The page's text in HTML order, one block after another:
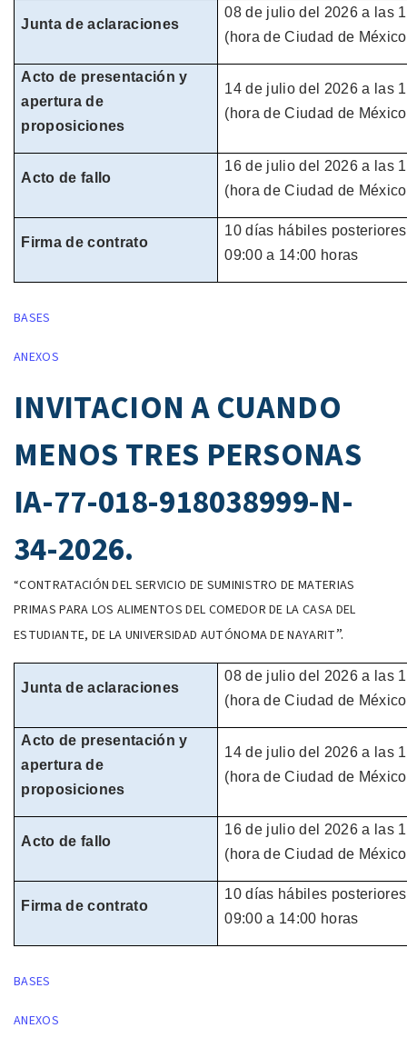
Junta de aclaraciones
08 de juliodel 2026 a las
(hora deCiudad de
Acto de presentación y
apertura de
proposiciones
14 de juliodel 2026 a las
(hora deCiudad de
Acto de fallo
16 de juliodel 2026 a las
(hora deCiudad de
Firma de contrato
10 días hábiles
09:00 a 14:00 horas
BASES
ANEXOS
INVITACION A CUANDO
MENOS TRES PERSONAS
IA-77-018-918038999-N-
34-2026.
“CONTRATACIÓN DEL SERVICIO DE SUMINISTRO DE MATERIAS
PRIMAS PARA LOS ALIMENTOS DEL COMEDOR DE LA CASA DEL
ESTUDIANTE, DE LA UNIVERSIDAD AUTÓNOMA DE NAYARIT”.
Junta de aclaraciones
08 de juliodel 2026 a las
(hora deCiudad de
Acto de presentación y
apertura de
proposiciones
14 de juliodel 2026 a las
(hora deCiudad de
Acto de fallo
16 de juliodel 2026 a las
(hora deCiudad de
Firma de contrato
10 días hábiles
09:00 a 14:00 horas
BASES
ANEXOS